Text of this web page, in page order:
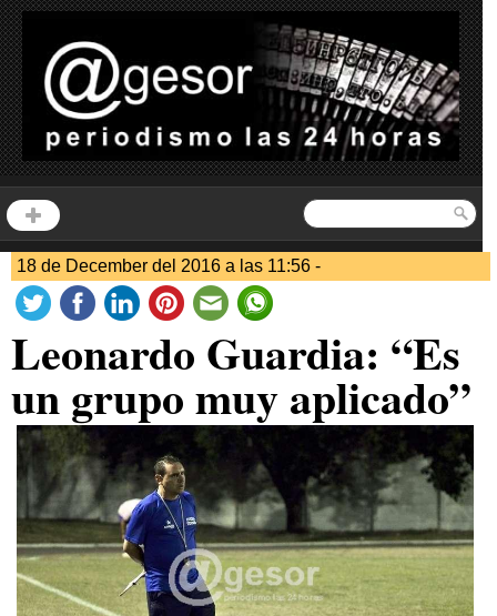
18 de December del 2016 a las 11:56 -
Leonardo Guardia: “Es
un grupo muy aplicado”